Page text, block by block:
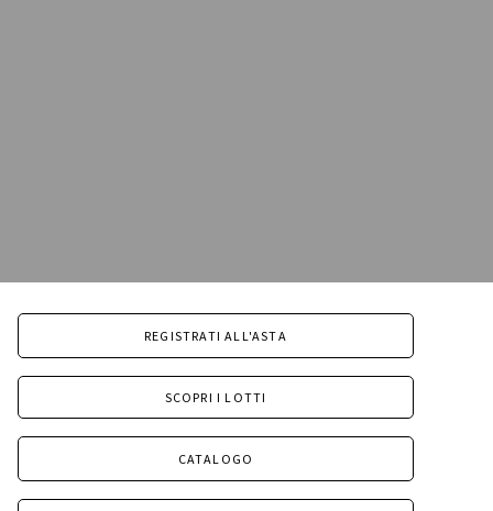
REGISTRATI ALL'ASTA
SCOPRI I LOTTI
CATALOGO